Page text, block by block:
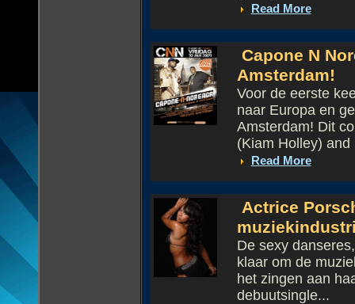
Read More
Capone N
Amsterdam!
Voor de eerste
naar Europa en
Amsterdam! Dit
(Kiam Holley) and
Read More
Actrice
De sexy
klaar om de
het zingen aan
debuutsingle...